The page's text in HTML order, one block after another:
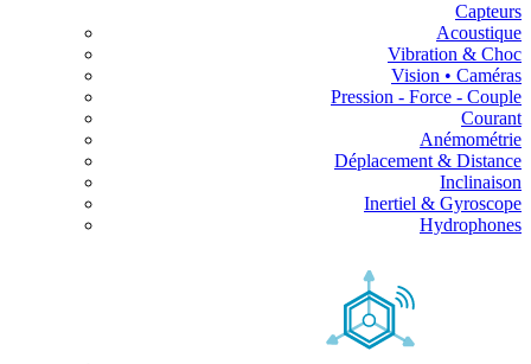
Capteurs
Acoustique
Vibration & Choc
Vision • Caméras
Pression - Force - Couple
Courant
Anémométrie
Déplacement & Distance
Inclinaison
Inertiel & Gyroscope
Hydrophones